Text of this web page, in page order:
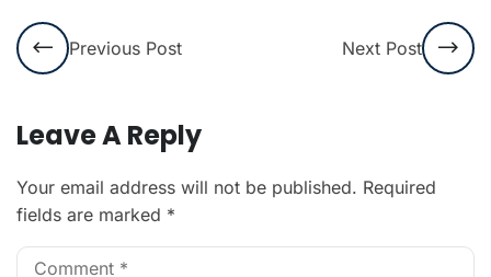
Previous Post Next Post
Leave A Reply
Your email address will not be published. Required
fields are marked *